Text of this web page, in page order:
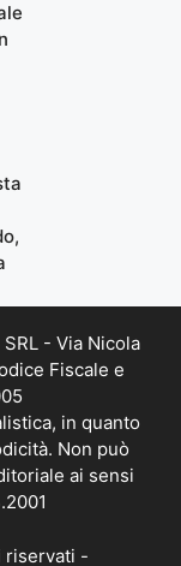
- Via Nicola
Fiscale e
in quanto
Non può
ai sensi
-